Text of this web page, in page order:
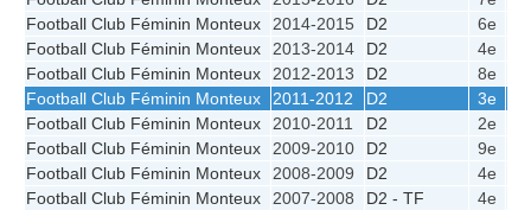
Football Club Féminin Monteux
2014-2015 D2 6e
Football Club Féminin Monteux
2013-2014 D2 4e
Football Club Féminin Monteux
2012-2013 D2 8e
Football Club Féminin Monteux
2011-2012 D2 3e
Football Club Féminin Monteux
2010-2011 D2 2e
Football Club Féminin Monteux
2009-2010 D2 9e
Football Club Féminin Monteux
2008-2009 D2 4e
Football Club Féminin Monteux
2007-2008 D2 - TF 4e